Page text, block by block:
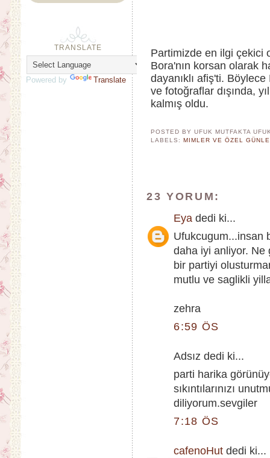
Partimizde en ilgi çekici
Bora'nın korsan olarak
dayanıklı afiş'ti.
ve fotoğraflar dışında,
kalmış oldu.
POSTED BY UFUK MUTFAKTA
LABELS:MIMLER VE ÖZEL
23 YORUM:
Eya dedi ki...
Ufukcugum...insan
daha iyi anliyor. Ne
bir partiyi
mutlu ve saglikli
zehra
6:59 ÖS
Adsız dedi ki...
parti harika
sıkıntılarınızı
diliyorum.sevgiler
7:18 ÖS
cafenoHut dedi ki...
TRANSLATE
Powered by Translate